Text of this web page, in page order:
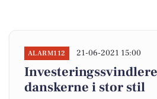
ALARM112 21-06-2021 15:00
danskerne i stor stil